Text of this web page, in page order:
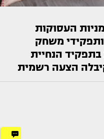
העסוקות
ותפקידי משחק
בתפקיד הנחיית
הצעה רשמית